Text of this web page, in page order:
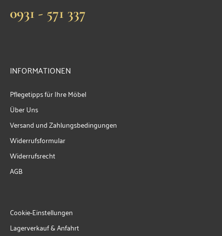
0931 - 571 337
INFORMATIONEN
Pflegetipps für Ihre Möbel
Über Uns
Versand und Zahlungsbedingungen
Widerrufsformular
Widerrufsrecht
AGB
Cookie-Einstellungen
Lagerverkauf & Anfahrt